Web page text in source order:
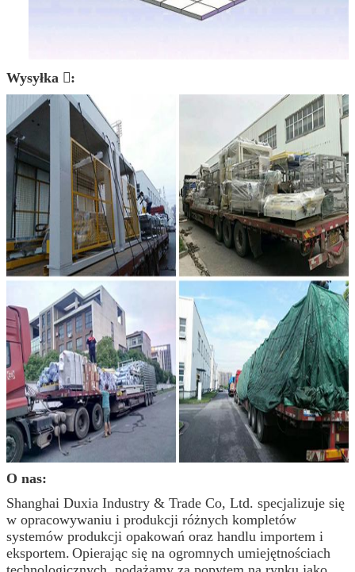
Wysyłka :
O nas:
Shanghai Duxia Industry & Trade Co, Ltd. specjalizuje się
w opracowywaniu i produkcji różnych kompletów
systemów produkcji opakowań oraz handlu importem i
eksportem. Opierając się na ogromnych umiejętnościach